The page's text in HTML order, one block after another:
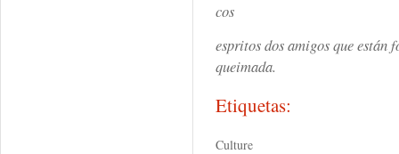
cos
espritos dos amigos que están
queimada.
Etiquetas:
Culture